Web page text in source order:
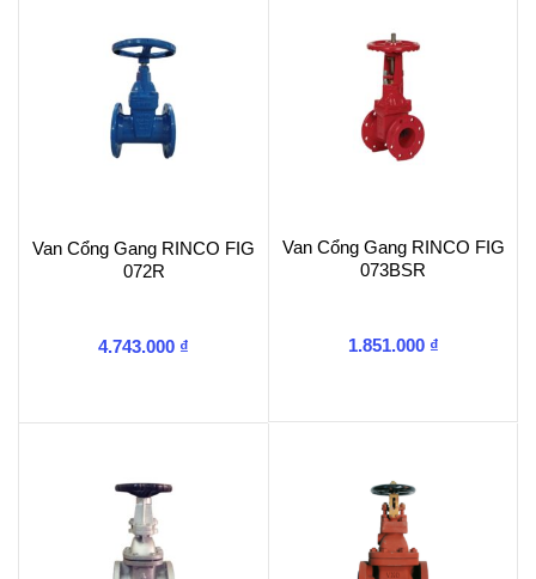
Van Cổng Gang RINCO FIG
072R
4.743.000 ₫
Van Cổng Gang RINCO FIG
073BSR
1.851.000 ₫